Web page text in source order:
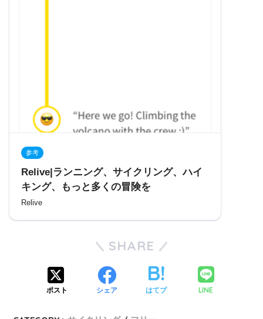
参考
Relive|ランニング、サイクリング、ハイ
キング、もっと多くの冒険を
Relive
SHARE
ポスト シェア はてブ LINE